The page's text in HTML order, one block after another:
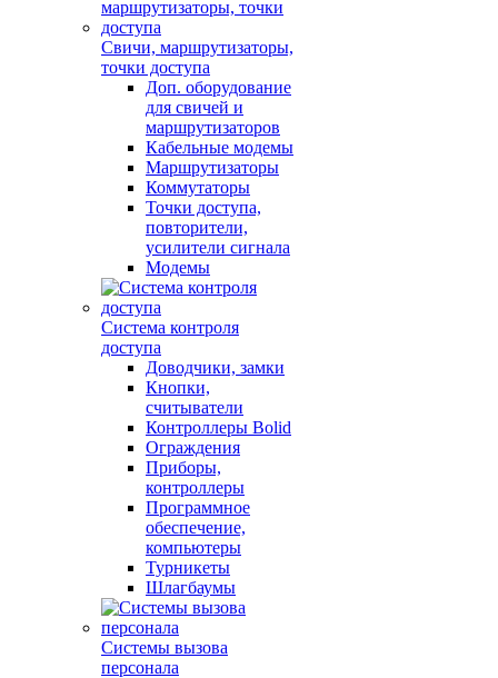
Свичи, маршрутизаторы,
точки доступа
Доп. оборудование
для свичей и
маршрутизаторов
Кабельные модемы
Маршрутизаторы
Коммутаторы
Точки доступа,
повторители,
усилители сигнала
Модемы
Система контроля
доступа
Доводчики, замки
Кнопки,
считыватели
Контроллеры Bolid
Ограждения
Приборы,
контроллеры
Программное
обеспечение,
компьютеры
Турникеты
Шлагбаумы
Системы вызова
персонала